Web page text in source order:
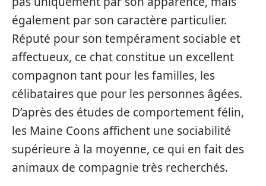
également par son caractère particulier.
Réputé pour son tempérament sociable et
affectueux, ce chat constitue un excellent
compagnon tant pour les familles, les
célibataires que pour les personnes âgées.
D’après des études de comportement félin,
les Maine Coons affichent une sociabilité
supérieure à la moyenne, ce qui en fait des
animaux de compagnie très recherchés.